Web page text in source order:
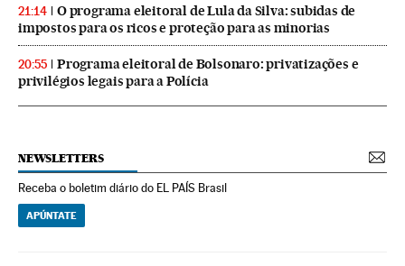
21:14
O programa eleitoral de Lula da Silva: subidas de
impostos para os ricos e proteção para as minorias
20:55
Programa eleitoral de Bolsonaro: privatizações e
privilégios legais para a Polícia
NEWSLETTERS
Receba o boletim diário do EL PAÍS Brasil
APÚNTATE